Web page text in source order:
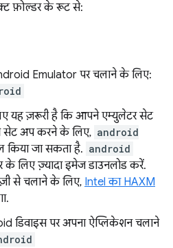
फ़ोल्डर के रूट से:
Emulator पर चलाने के लिए:
यह ज़रूरी है कि आपने एम्युलेटर सेट
सेट अप करने के लिए, android
किया जा सकता है. android
के लिए ज़्यादा इमेज डाउनलोड करें.
से चलाने के लिए, Intel का HAXM
डिवाइस पर अपना ऐप्लिकेशन चलाने